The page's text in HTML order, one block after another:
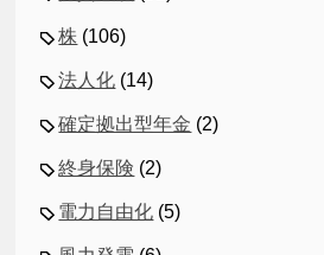
株 (106)
法人化 (14)
確定拠出型年金 (2)
終身保険 (2)
電力自由化 (5)